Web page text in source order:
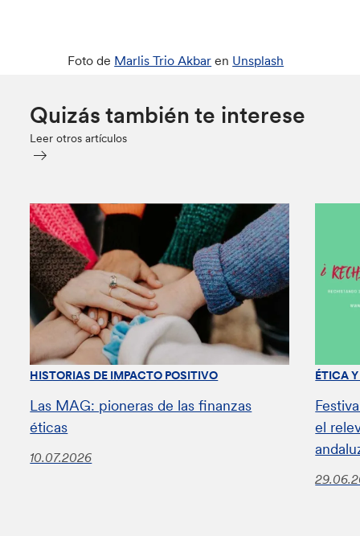
Foto de Marlis Trio Akbar en Unsplash
Quizás también te interese
Leer otros artículos
HISTORIAS DE IMPACTO POSITIVO
Las MAG: pioneras de las finanzas
éticas
10.07.2026
ÉTICA
el